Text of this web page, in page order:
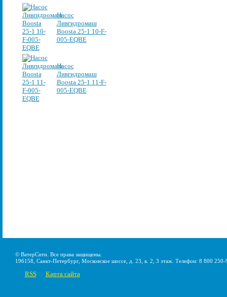
Насос
Ливгидромаш
Boosta 25-1 10-F-
005-EQBE
Насос
Ливгидромаш
Boosta 25-1 11-F-
005-EQBE
© ВатерСити. Все права защищены.
196158, Санкт-Петербург, Московское шоссе, д. 23, к. 2, 3 этаж. Телефон: 8 800
RSS Карта сайта